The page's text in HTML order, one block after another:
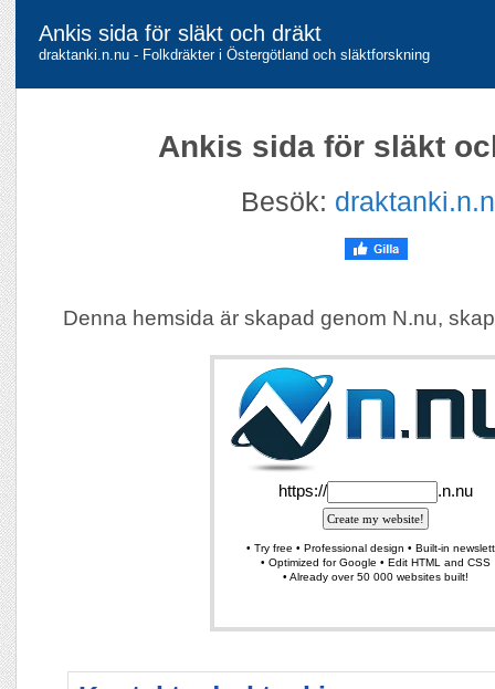
Ankis sida för släkt och dräkt
draktanki.n.nu - Folkdräkter i Östergötland och släktforskning
Ankis sida för släkt
Besök:
Denna hemsida är skapad genom N.nu,